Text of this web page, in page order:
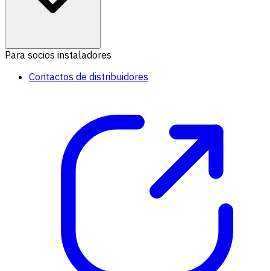
Para socios instaladores
Contactos de distribuidores